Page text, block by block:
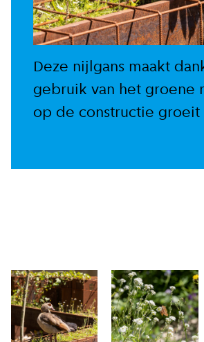
Deze nijlgans maakt
gebruik van het groene
op de constructie groeit